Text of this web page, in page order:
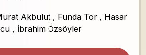
Akbulut, Funda Tor, Hasar
, İbrahim Özsöyler